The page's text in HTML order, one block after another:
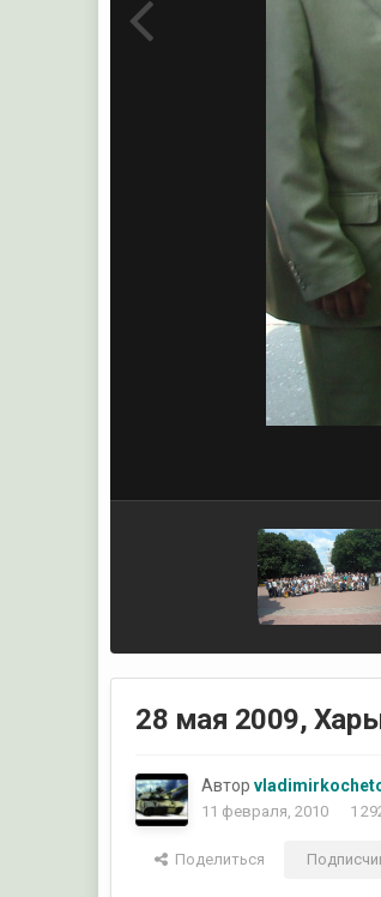
28 мая 2009,
Автор
11 февраля, 2010 1
Поделиться